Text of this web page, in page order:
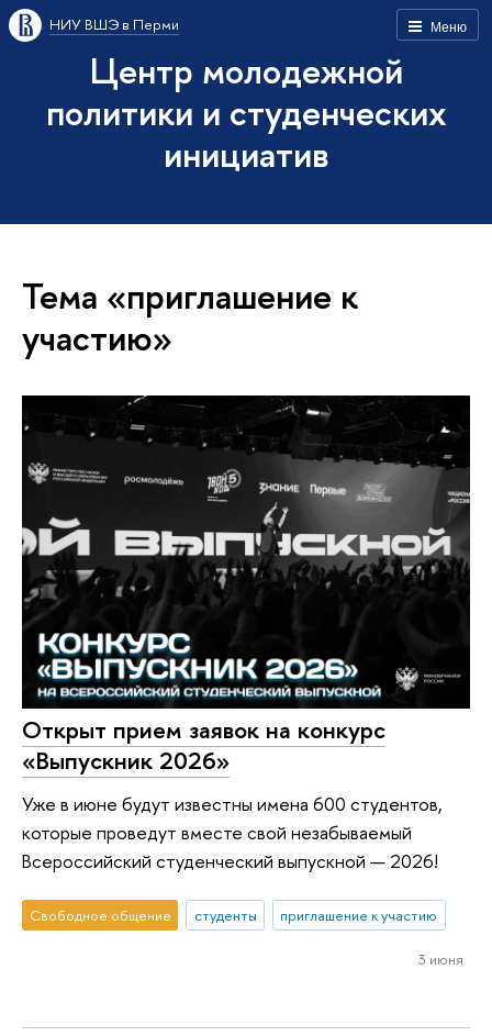
Меню
НИУ ВШЭ в Перми
Центр молодежной
политики и студенческих
инициатив
Тема «приглашение к
участию»
Открыт прием заявок на конкурс
«Выпускник 2026»
Уже в июне будут известны имена 600 студентов,
которые проведут вместе свой незабываемый
Всероссийский студенческий выпускной — 2026!
Свободное общение студенты приглашение к участию
3 июня